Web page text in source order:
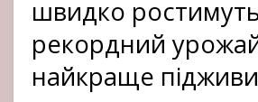
швидко
рекордний
найкраще